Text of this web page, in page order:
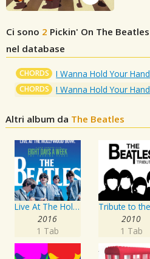
Ci sono 2 Pickin' On The Beatles
nel database
CHORDS I Wanna Hold Your Hand
CHORDS I Wanna Hold Your Hand
Altri album da The Beatles
Live At The Hollywood Bowl
2016
1 Tab
2010
1 Tab